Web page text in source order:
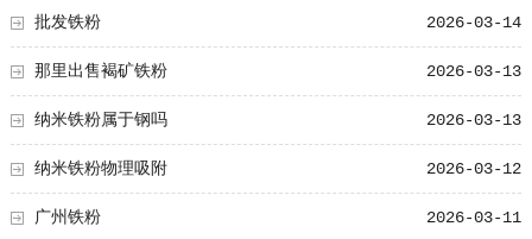
2026-03-14
批发铁粉
2026-03-13
那里出售褐矿铁粉
2026-03-13
纳米铁粉属于钢吗
2026-03-12
纳米铁粉物理吸附
2026-03-11
广州铁粉